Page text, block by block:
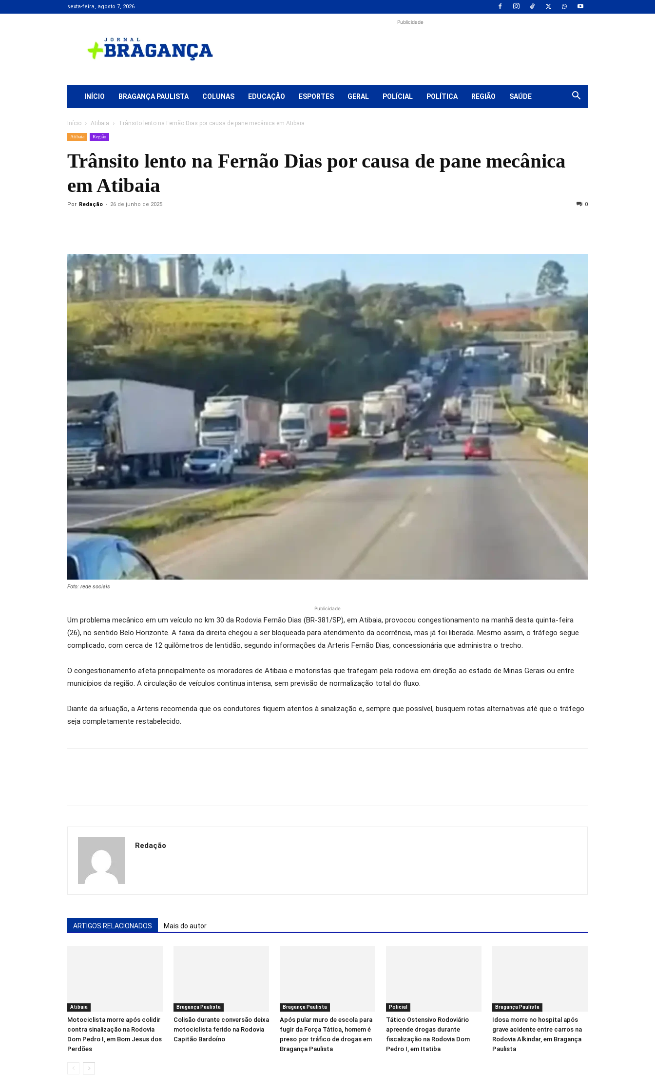
sexta-feira, agosto 7, 2026
+
Bragança
Publicidade
INÍCIO BRAGANÇA PAULISTA COLUNAS EDUCAÇÃO ESPORTES GERAL POLÍCIAL POLÍTICA REGIÃO SAÚDE
Início Atibaia Trânsito lento na Fernão Dias por causa de pane mecânica em Atibaia
Atibaia Região
Trânsito lento na Fernão Dias por causa de pane mecânica
em Atibaia
Por Redação - 26 de junho de 2025 0
Foto: rede sociais
Publicidade
Um problema mecânico em um veículo no km 30 da Rodovia Fernão Dias (BR-381/SP), em Atibaia, provocou congestionamento na manhã desta quinta-feira
(26), no sentido Belo Horizonte. A faixa da direita chegou a ser bloqueada para atendimento da ocorrência, mas já foi liberada. Mesmo assim, o tráfego segue
complicado, com cerca de 12 quilômetros de lentidão, segundo informações da Arteris Fernão Dias, concessionária que administra o trecho.
O congestionamento afeta principalmente os moradores de Atibaia e motoristas que trafegam pela rodovia em direção ao estado de Minas Gerais ou entre
municípios da região. A circulação de veículos continua intensa, sem previsão de normalização total do fluxo.
Diante da situação, a Arteris recomenda que os condutores fiquem atentos à sinalização e, sempre que possível, busquem rotas alternativas até que o tráfego
seja completamente restabelecido.
Redação
ARTIGOS RELACIONADOS Mais do autor
Atibaia
Motociclista morre após colidir
contra sinalização na Rodovia
Dom Pedro I, em Bom Jesus dos
Perdões
Bragança Paulista
Colisão durante conversão deixa
motociclista ferido na Rodovia
Capitão Bardoíno
Bragança Paulista
Após pular muro de escola para
fugir da Força Tática, homem é
preso por tráfico de drogas em
Bragança Paulista
Polícial
Tático Ostensivo Rodoviário
apreende drogas durante
fiscalização na Rodovia Dom
Pedro I, em Itatiba
Bragança Paulista
Idosa morre no hospital após
grave acidente entre carros na
Rodovia Alkindar, em Bragança
Paulista